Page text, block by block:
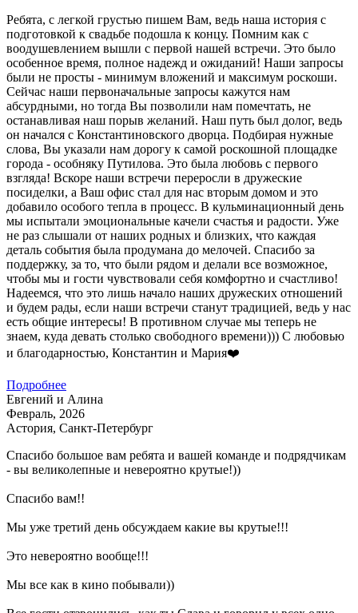
Ребята, с легкой грустью пишем Вам, ведь наша история с
подготовкой к свадьбе подошла к концу. Помним как с
воодушевлением вышли с первой нашей встречи. Это было
особенное время, полное надежд и ожиданий! Наши запросы
были не просты - минимум вложений и максимум роскоши.
Сейчас наши первоначальные запросы кажутся нам
абсурдными, но тогда Вы позволили нам помечтать, не
останавливая наш порыв желаний. Наш путь был долог, ведь
он начался с Константиновского дворца. Подбирая нужные
слова, Вы указали нам дорогу к самой роскошной площадке
города - особняку Путилова. Это была любовь с первого
взгляда! Вскоре наши встречи переросли в дружеские
посиделки, а Ваш офис стал для нас вторым домом и это
добавило особого тепла в процесс. В кульминационный день
мы испытали эмоциональные качели счастья и радости. Уже
не раз слышали от наших родных и близких, что каждая
деталь события была продумана до мелочей. Спасибо за
поддержку, за то, что были рядом и делали все возможное,
чтобы мы и гости чувствовали себя комфортно и счастливо!
Надеемся, что это лишь начало наших дружеских отношений
и будем рады, если наши встречи станут традицией, ведь у нас
есть общие интересы! В противном случае мы теперь не
знаем, куда девать столько свободного времени))) С любовью
и благодарностью, Константин и Мария❤️
Подробнее
Евгений и Алина
Февраль, 2026
Астория, Санкт-Петербург
Спасибо большое вам ребята и вашей команде и подрядчикам
- вы великолепные и невероятно крутые!))
Спасибо вам!!
Мы уже третий день обсуждаем какие вы крутые!!!
Это невероятно вообще!!!
Мы все как в кино побывали))